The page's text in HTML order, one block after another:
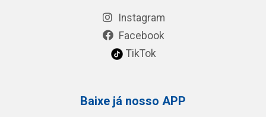
Instagram
Facebook
TikTok
Baixe já nosso APP